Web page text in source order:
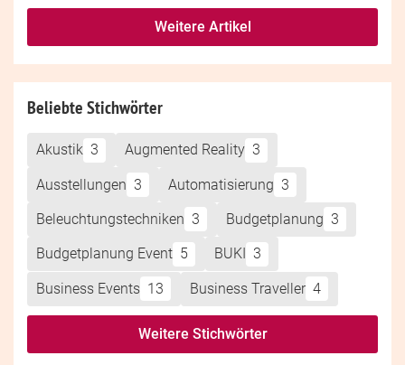
Weitere Artikel
Beliebte Stichwörter
Akustik 3 Augmented Reality 3
Ausstellungen 3 Automatisierung 3
Beleuchtungstechniken 3 Budgetplanung 3
Budgetplanung Event 5 BUKI 3
Business Events 13 Business Traveller 4
Weitere Stichwörter